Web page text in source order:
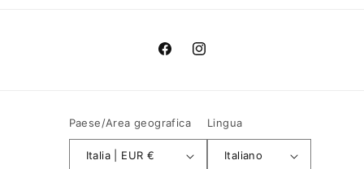
FacebookInstagram
Paese/Area geografica
Italia | EUR €
Lingua
Italiano